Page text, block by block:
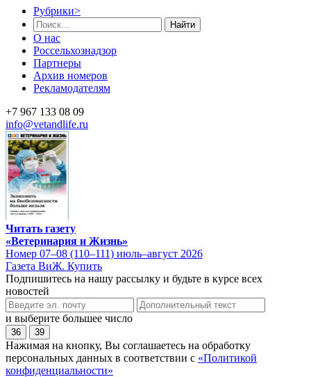
Рубрики>
Найти
О нас
Россельхознадзор
Партнеры
Архив номеров
Рекламодателям
+7 967 133 08 09
info@vetandlife.ru
Читать газету
«Ветеринария и Жизнь»
Номер 07–08 (110–111) июль–август 2026
Газета ВиЖ. Купить
Подпишитесь на нашу рассылку и будьте в курсе всех
новостей
и выберите большее число
36 39
Нажимая на кнопку, Вы соглашаетесь на обработку
персональных данных в соответствии с «Политикой
конфиденциальности»